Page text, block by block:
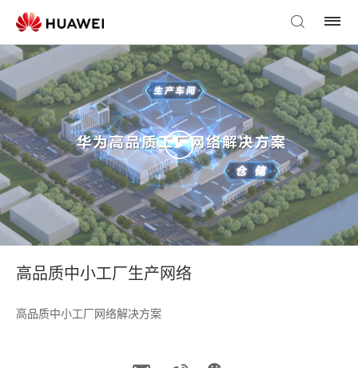
高品质中小工厂生产网络
高品质中小工厂网络解决方案